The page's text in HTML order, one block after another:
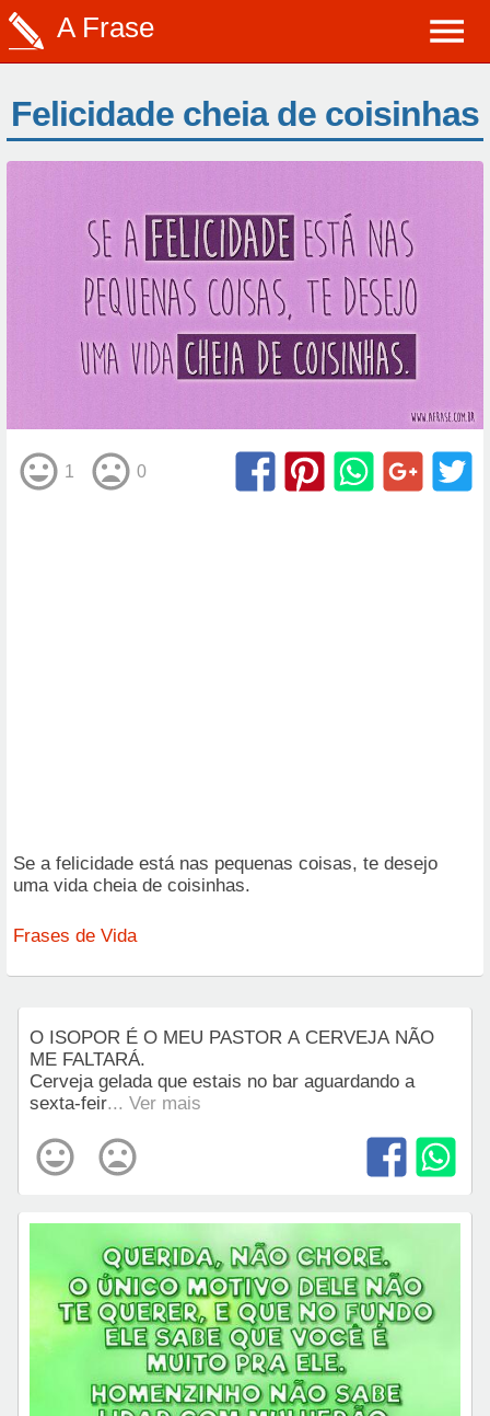
A Frase
Felicidade cheia de coisinhas
1 0
Se a felicidade está nas pequenas coisas, te desejo
uma vida cheia de coisinhas.
Frases de Vida
O ISOPOR É O MEU PASTOR A CERVEJA NÃO
ME FALTARÁ.
Cerveja gelada que estais no bar aguardando a
sexta-feir... Ver mais